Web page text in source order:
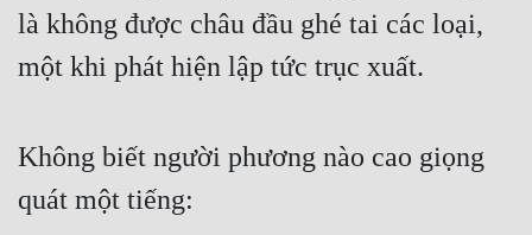
Khoa Huyễn Không Gian
Kinh Dị
Kỳ Huyễn
Kỳ Ảo
là không được châu đầu ghé tai các loại,
một khi phát hiện lập tức trục xuất.
Không biết người phương nào cao giọng
quát một tiếng: